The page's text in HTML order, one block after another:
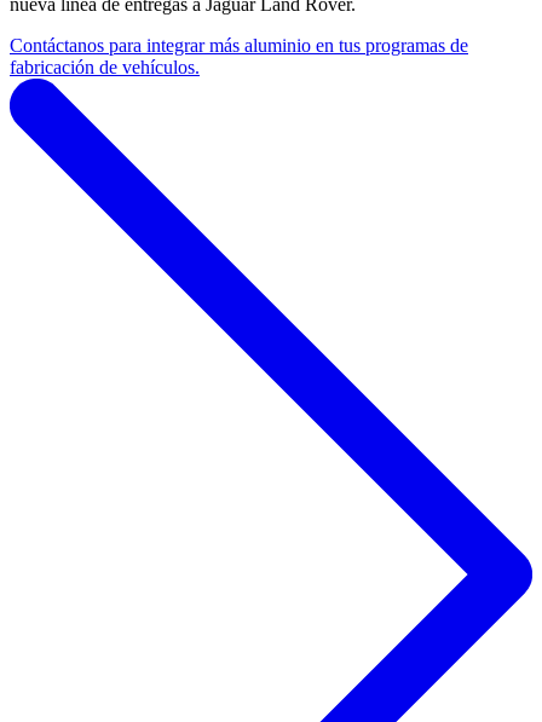
nueva línea de entregas a Jaguar Land Rover.
Contáctanos para integrar más aluminio en tus programas de
fabricación de vehículos.